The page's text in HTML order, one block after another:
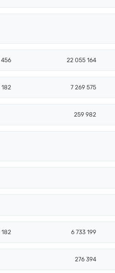
456 22 055 164
182 7 269 575
259 982
182 6 733 199
276 394